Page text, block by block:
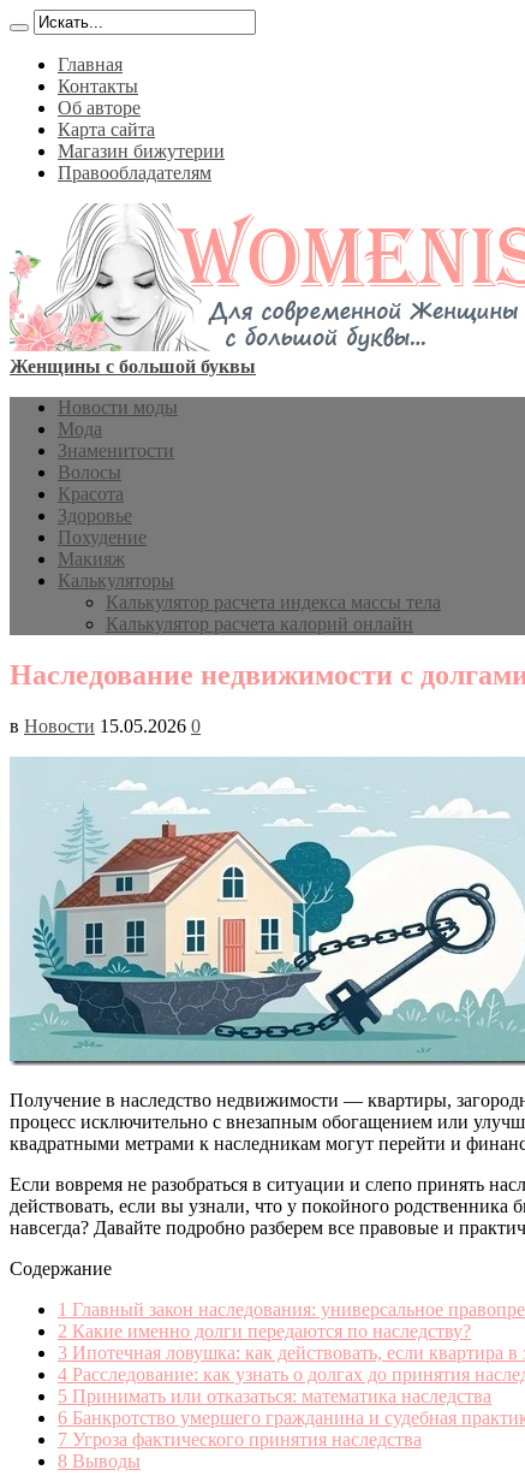
Главная
Контакты
Об авторе
Карта сайта
Магазин бижутерии
Правообладателям
Женщины с большой буквы
Новости моды
Мода
Знаменитости
Волосы
Красота
Здоровье
Похудение
Макияж
Калькуляторы
Калькулятор расчета индекса массы тела
Калькулятор расчета калорий онлайн
Наследование недвижимости с
в Новости 15.05.2026 0
Получение в наследство недвижимости — квартиры,
процесс исключительно с внезапным обогащением или
квадратными метрами к наследникам могут перейти и
Если вовремя не разобраться в ситуации и слепо принять
действовать, если вы узнали, что у покойного
навсегда? Давайте подробно разберем все правовые и
Содержание
1 Главный закон наследования: универсальное
2 Какие именно долги передаются по наследству?
3 Ипотечная ловушка: как действовать, если квартира в
4 Расследование: как узнать о долгах до принятия
5 Принимать или отказаться: математика наследства
6 Банкротство умершего гражданина и судебная
7 Угроза фактического принятия наследства
8 Выводы